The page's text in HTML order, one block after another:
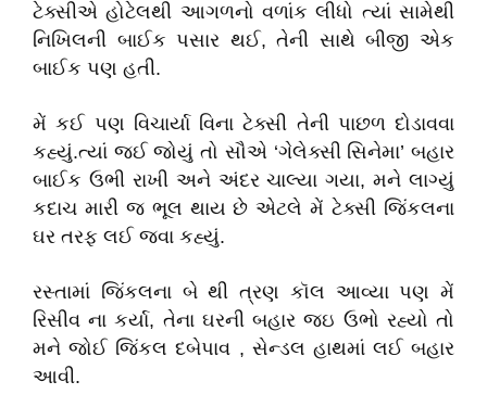
ટેક્સીએ હોટેલથી આગળનો વળાંક લીધો ત્યાં સામેથી
નિખિલની બાઈક પસાર થઈ, તેની સાથે બીજી એક
બાઈક પણ હતી.
મેં કઈ પણ વિચાર્યા વિના ટેક્સી તેની પાછળ દોડાવવા
કહ્યું.ત્યાં જઈ જોયું તો સૌએ ‘ગેલેક્સી સિનેમા’ બહાર
બાઈક ઉભી રાખી અને અંદર ચાલ્યા ગયા, મને લાગ્યું
કદાચ મારી જ ભૂલ થાય છે એટલે મેં ટેક્સી જિંકલના
ઘર તરફ લઈ જવા કહ્યું.
રસ્તામાં જિંકલના બે થી ત્રણ કૉલ આવ્યા પણ મેં
રિસીવ ના કર્યા, તેના ઘરની બહાર જઇ ઉભો રહ્યો તો
મને જોઈ જિંકલ દબેપાવ , સેન્ડલ હાથમાં લઈ બહાર
આવી.